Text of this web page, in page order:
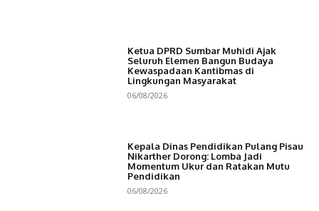
Ketua DPRD Sumbar Muhidi Ajak
Seluruh Elemen Bangun Budaya
Kewaspadaan Kantibmas di
Lingkungan Masyarakat
06/08/2026
Kepala Dinas Pendidikan Pulang Pisau
Nikarther Dorong: Lomba Jadi
Momentum Ukur dan Ratakan Mutu
Pendidikan
06/08/2026